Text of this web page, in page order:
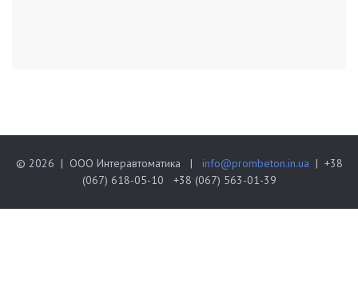
© 2026 | ООО Интеравтоматика | info@prombeton.in.ua | +38
(067) 618-05-10 +38 (067) 563-01-39